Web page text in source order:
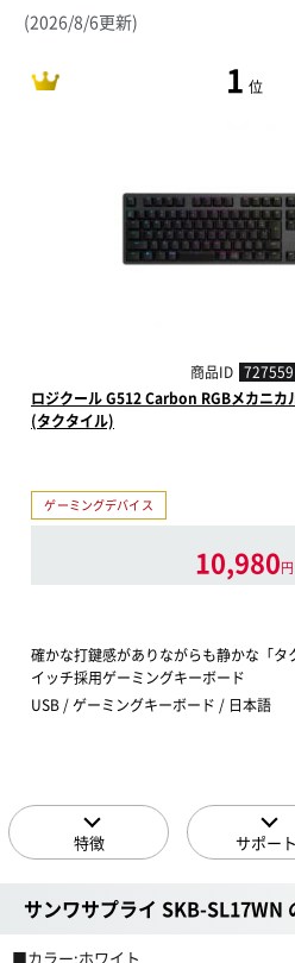
(2026/8/6更新)
1 位
商品ID 727559
ロジクール G512 Carbon RGBメカニカ
(タクタイル)
ゲーミングデバイス
10,980円
確かな打鍵感がありながらも静かな「タ
イッチ採用ゲーミングキーボード
USB / ゲーミングキーボード / 日本語
特徴 サポート
サンワサプライ SKB-SL17WN
■カラー:ホワイト